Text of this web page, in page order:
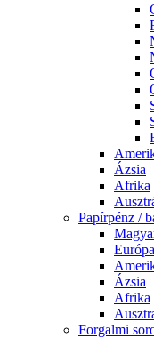
Ázsia
Afrika
Papírpénz /
Európa
Ázsia
Afrika
Forgalmi